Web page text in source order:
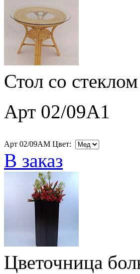
Стол со
Арт 02/09A1
Арт 02/09AM Цвет:
В заказ
Цветочница